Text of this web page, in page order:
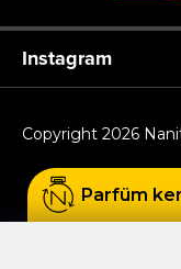
Instagram
Copyright 2026
Parfüm